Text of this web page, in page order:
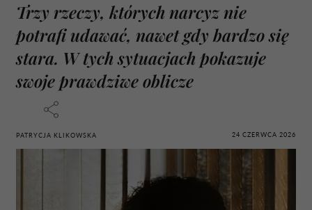
Trzy rzeczy, których narcyz nie
potrafi udawać, nawet gdy bardzo się
stara. W tych sytuacjach pokazuje
swoje prawdziwe oblicze
PATRYCJA KLIKOWSKA 24 CZERWCA 2026